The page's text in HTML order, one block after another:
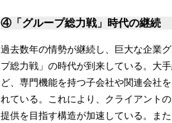
④「グループ総力戦」時代の継続
過去数年の情勢が継続し、巨大な企業
プ総力戦」の時代が到来している。大
ど、専門機能を持つ子会社や関連会社
れている。これにより、クライアント
提供を目指す構造が加速している。ま